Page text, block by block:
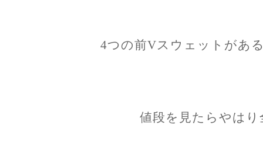
4つの前Vスウェットがあ
値段を見たらやはり